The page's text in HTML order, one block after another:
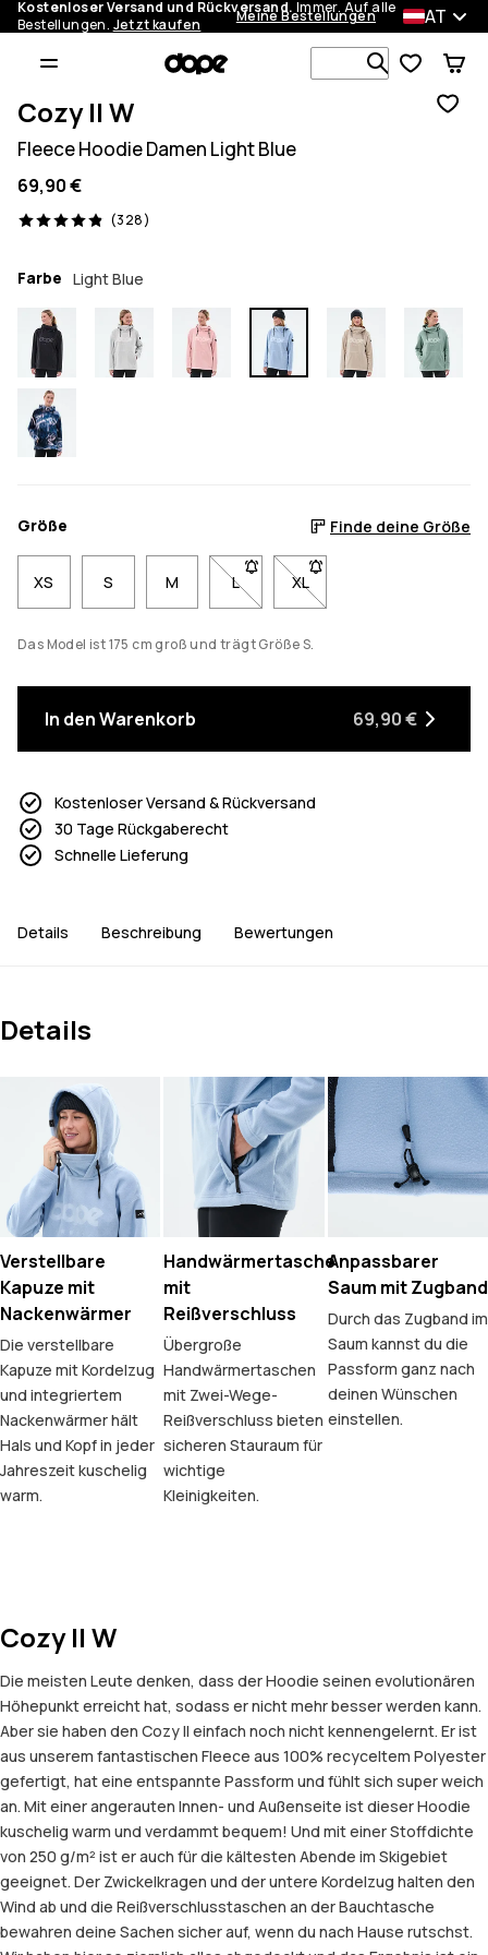
Kostenloser Versand und Rückversand. Immer. Auf alle
Bestellungen. Jetzt kaufen Meine Bestellungen AT
Cozy II W
Fleece Hoodie Damen Light Blue
69,90 €
(328)
328 Reviews, 4.9/5
Farbe Light Blue
Größe Finde deine Größe
XS S M L- Größe L nicht verfügbar. Klicke,
XL- Größe XL nicht
Das Model ist 175 cm groß und trägt Größe S.
In den Warenkorb 69,90 €
Kostenloser Versand & Rückversand
30 Tage Rückgaberecht
Schnelle Lieferung
Details Beschreibung Bewertungen
Details
Verstellbare
Kapuze mit
Nackenwärmer
Die verstellbare
Kapuze mit Kordelzug
und integriertem
Nackenwärmer hält
Hals und Kopf in jeder
Jahreszeit kuschelig
warm.
Handwärmertasche
mit
Reißverschluss
Übergroße
Handwärmertaschen
mit Zwei-Wege-
Reißverschluss bieten
sicheren Stauraum für
wichtige
Kleinigkeiten.
Anpassbarer
Saum mit Zugband
Durch das Zugband im
Saum kannst du die
Passform ganz nach
deinen Wünschen
einstellen.
Cozy II W
Die meisten Leute denken, dass der Hoodie seinen evolutionären
Höhepunkt erreicht hat, sodass er nicht mehr besser werden kann.
Aber sie haben den Cozy II einfach noch nicht kennengelernt. Er ist
aus unserem fantastischen Fleece aus 100% recyceltem Polyester
gefertigt, hat eine entspannte Passform und fühlt sich super weich
an. Mit einer angerauten Innen- und Außenseite ist dieser Hoodie
kuschelig warm und verdammt bequem! Und mit einer Stoffdichte
von 250 g/m² ist er auch für die kältesten Abende im Skigebiet
geeignet. Der Zwickelkragen und der untere Kordelzug halten den
Wind ab und die Reißverschlusstaschen an der Bauchtasche
bewahren deine Sachen sicher auf, wenn du nach Hause rutschst.